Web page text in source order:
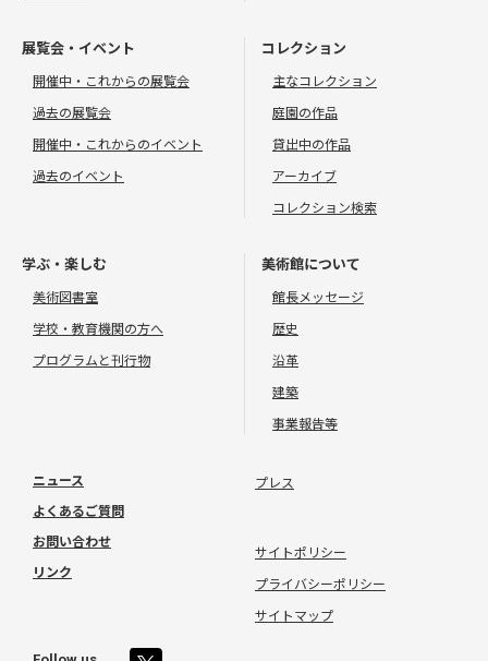
展覧会・イベント
開催中・これからの展覧会
過去の展覧会
開催中・これからのイベント
過去のイベント
コレクション
主なコレクション
庭園の作品
貸出中の作品
アーカイブ
コレクション検索
学ぶ・楽しむ
美術図書室
学校・教育機関の方へ
プログラムと刊行物
美術館について
館長メッセージ
歴史
沿革
建築
事業報告等
ニュース
よくあるご質問
お問い合わせ
リンク
プレス
サイトポリシー
プライバシーポリシー
サイトマップ